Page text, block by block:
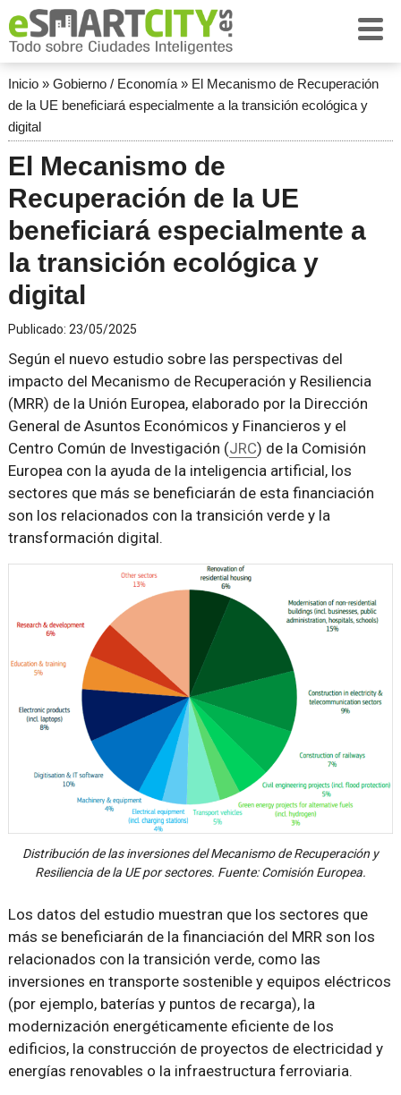
Inicio» Gobierno / Economía» El Mecanismo de Recuperación
de la UE beneficiará especialmente a la transición ecológica y
digital
El Mecanismo de
Recuperación de la UE
beneficiará especialmente a
la transición ecológica y
digital
Publicado: 23/05/2025
Según el nuevo estudio sobre las perspectivas del
impacto del Mecanismo de Recuperación y Resiliencia
(MRR) de la Unión Europea, elaborado por la Dirección
General de Asuntos Económicos y Financieros y el
Centro Común de Investigación (JRC) de la Comisión
Europea con la ayuda de la inteligencia artificial, los
sectores que más se beneficiarán de esta financiación
son los relacionados con la transición verde y la
transformación digital.
Distribución de las inversiones del Mecanismo de Recuperación y
Resiliencia de la UE por sectores. Fuente: Comisión Europea.
Los datos del estudio muestran que los sectores que
más se beneficiarán de la financiación del MRR son los
relacionados con la transición verde, como las
inversiones en transporte sostenible y equipos eléctricos
(por ejemplo, baterías y puntos de recarga), la
modernización energéticamente eficiente de los
edificios, la construcción de proyectos de electricidad y
energías renovables o la infraestructura ferroviaria.